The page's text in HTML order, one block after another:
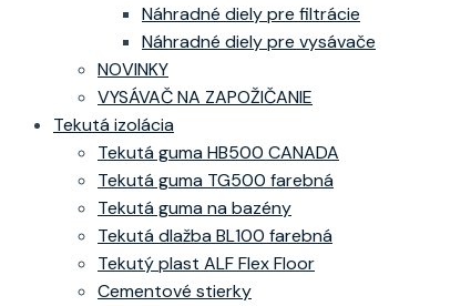
Náhradné diely pre filtrácie
Náhradné diely pre vysávače
NOVINKY
VYSÁVAČ NA ZAPOŽIČANIE
Tekutá izolácia
Tekutá guma HB500 CANADA
Tekutá guma TG500 farebná
Tekutá guma na bazény
Tekutá dlažba BL100 farebná
Tekutý plast ALF Flex Floor
Cementové stierky